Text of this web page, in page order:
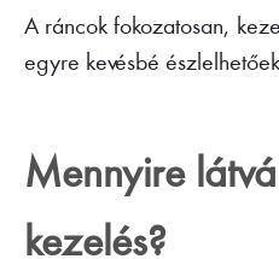
A ráncok fokozatosan,
egyre kevésbé
Mennyire
kezelés?